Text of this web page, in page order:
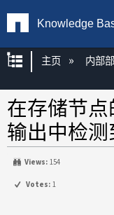
Knowledge
扩展/隐缩
主页 内部
在存储节点
输出中检
Views: 154
Votes: 1